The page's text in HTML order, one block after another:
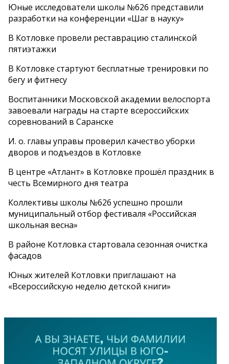
Юные исследователи школы №626 представили
разработки на конференции «Шаг в науку»
В Котловке провели реставрацию сталинской
пятиэтажки
В Котловке стартуют бесплатные тренировки по
бегу и фитнесу
Воспитанники Московской академии велоспорта
завоевали награды на старте всероссийских
соревнований в Саранске
И. о. главы управы проверил качество уборки
дворов и подъездов в Котловке
В центре «Атлант» в Котловке прошёл праздник в
честь Всемирного дня театра
Коллективы школы №626 успешно прошли
муниципальный отбор фестиваля «Российская
школьная весна»
В районе Котловка стартовала сезонная очистка
фасадов
Юных жителей Котловки приглашают на
«Всероссийскую неделю детской книги»